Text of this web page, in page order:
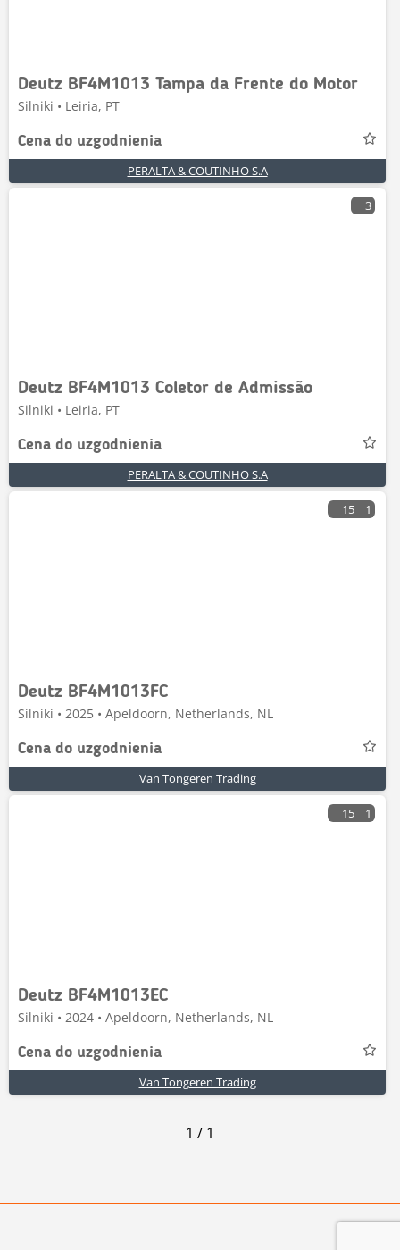
Deutz BF4M1013 Tampa da Frente do Motor
Silniki • Leiria, PT
Cena do uzgodnienia
PERALTA & COUTINHO S.A
3
Deutz BF4M1013 Coletor de Admissão
Silniki • Leiria, PT
Cena do uzgodnienia
PERALTA & COUTINHO S.A
15 1
Deutz BF4M1013FC
Silniki • 2025 • Apeldoorn, Netherlands, NL
Cena do uzgodnienia
Van Tongeren Trading
15 1
Deutz BF4M1013EC
Silniki • 2024 • Apeldoorn, Netherlands, NL
Cena do uzgodnienia
Van Tongeren Trading
1 / 1